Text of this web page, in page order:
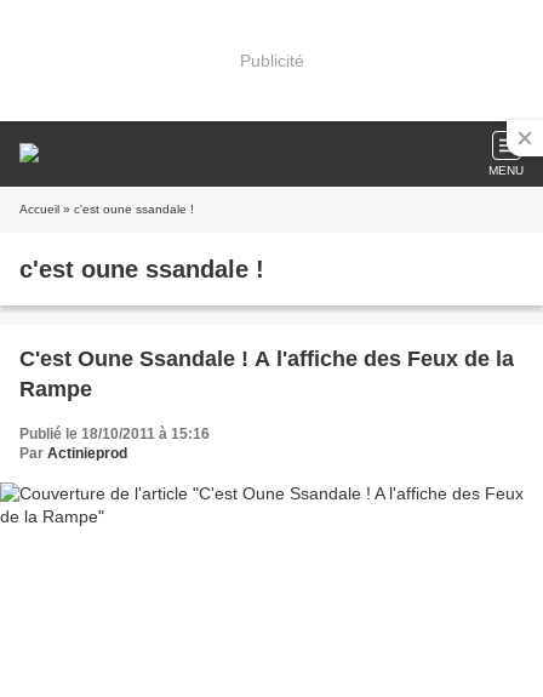
Publicité
MENU
Accueil » c'est oune ssandale !
c'est oune ssandale !
C'est Oune Ssandale ! A l'affiche des Feux de la
Rampe
Publié le 18/10/2011 à 15:16
Par Actinieprod